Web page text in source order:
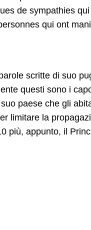
de sympathies
qui ont
scritte di suo
questi sono i
paese che gli
limitare la
più, appunto, il